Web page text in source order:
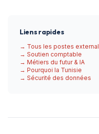
Liens rapides
→ Tous les postes
→ Soutien comptable
→ Métiers du futur & IA
→ Pourquoi la Tunisie
→ Sécurité des données